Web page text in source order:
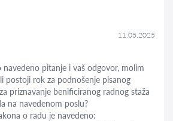
11.05.2025
pitanje i vaš odgovor, molim
postoji rok za podnošenje pisanog
priznavanje benificiranog radnog staža
na navedenom poslu?
o radu je navedeno: